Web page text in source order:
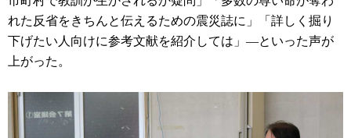
れた反省をきちんと伝えるための震災誌に」「詳しく掘り
下げたい人向けに参考文献を紹介しては」―といった声が
上がった。